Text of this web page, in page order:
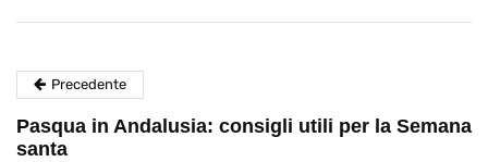
Precedente
Pasqua in Andalusia: consigli utili per la Semana
santa